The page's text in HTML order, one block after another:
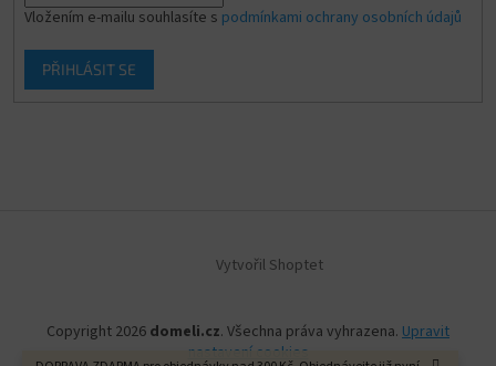
Vložením e-mailu souhlasíte s podmínkami ochrany osobních údajů
PŘIHLÁSIT SE
Vytvořil Shoptet
Copyright 2026 domeli.cz. Všechna práva vyhrazena. Upravit
nastavení cookies